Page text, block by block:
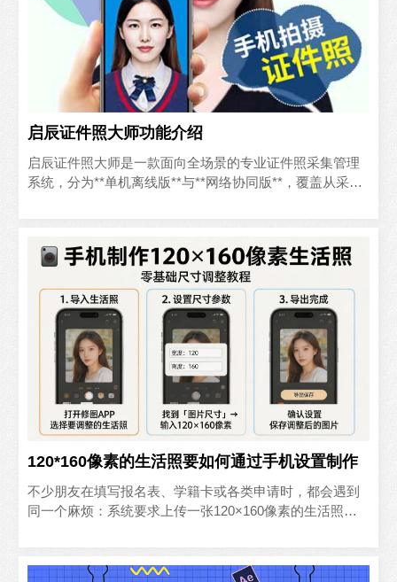
启辰证件照大师功能介绍
启辰证件照大师是一款面向全场景的专业证件照采集管理
系统，分为**单机离线版**与**网络协同版**，覆盖从采
120*160像素的生活照要如何通过手机设置制作
不少朋友在填写报名表、学籍卡或各类申请时，都会遇到
同一个麻烦：系统要求上传一张120×160像素的生活照。